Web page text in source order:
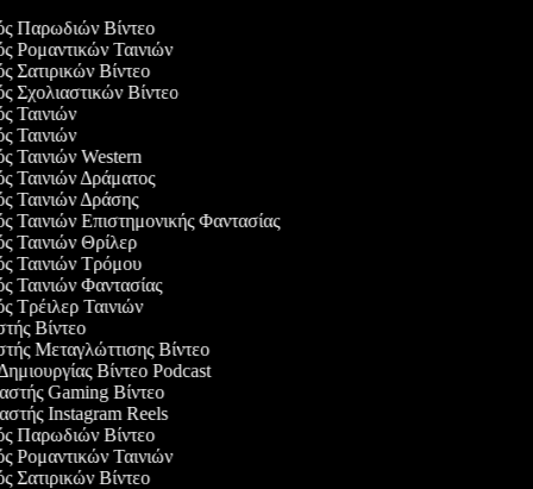
Παρωδιών Βίντεο
Ρομαντικών Ταινιών
Σατιρικών Βίντεο
Σχολιαστικών Βίντεο
Ταινιών
Ταινιών
Ταινιών Western
Ταινιών Δράματος
Ταινιών Δράσης
Ταινιών Επιστημονικής Φαντασίας
Ταινιών Θρίλερ
Ταινιών Τρόμου
Ταινιών Φαντασίας
Τρέιλερ Ταινιών
Βίντεο
Μεταγλώττισης Βίντεο
Βίντεο Podcast
Gaming Βίντεο
Instagram Reels
Παρωδιών Βίντεο
Ρομαντικών Ταινιών
Σατιρικών Βίντεο